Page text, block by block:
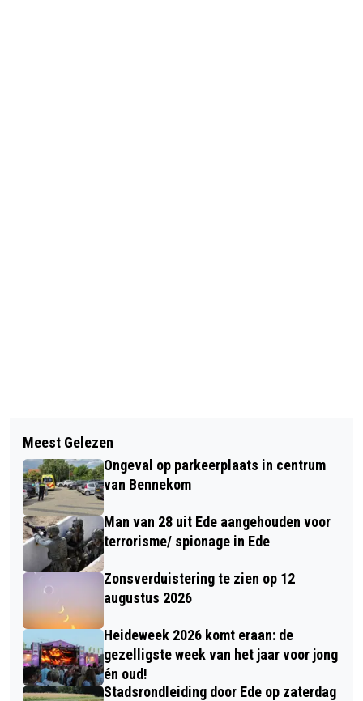
NEDERLANDSE AUTOMOBILIST
ONDERSCHAT EIGEN GEBRUIK
TELEFOON ACHTER HET STUUR
DUURZAMEHUIZEN | ENERGIE
BESPAREN, HOE PAK JE DIT AAN?
Meest Gelezen
Ongeval op parkeerplaats in centrum
van Bennekom
Man van 28 uit Ede aangehouden voor
terrorisme/ spionage in Ede
Zonsverduistering te zien op 12
augustus 2026
Heideweek 2026 komt eraan: de
gezelligste week van het jaar voor jong
én oud!
Stadsrondleiding door Ede op zaterdag